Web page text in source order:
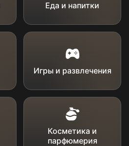
Еда и напитки
Игры и развлечения
Косметика и
парфюмерия